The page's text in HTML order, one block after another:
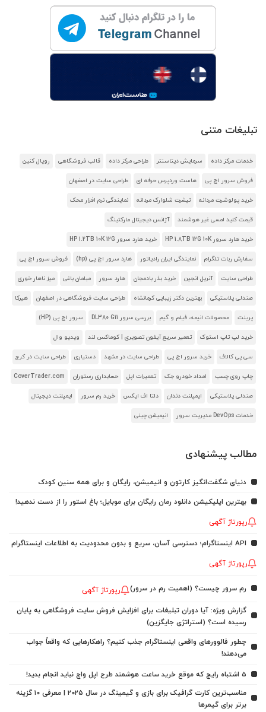
تبلیغات متنی
خدمات مرکز داده سرمایش دیتاسنتر طراحی مرکز داده قالب فروشگاهی رویال کنین
فروش سرور اچ پی هاست وردپرس حرفه ای طراحی سایت در اصفهان
خرید پولوشرت مردانه تیشرت شلوارک مردانه نمایندگی نرم افزار محک
قیمت کلید لمسی غیر هوشمند آژانس دیجیتال مارکتینگ
خرید هارد سرور HP 1.8TB 12G 10K خرید هارد سرور HP 1.2TB 10K 12G
سفارش ربات تلگرام نمایندگی ایران رادیاتور هارد سرور اچ پی (hp) فروش سرور اچ پی
طراحی سایت آنریل انجین خرید بذر بادمجان هارد سرور مبلمان باغی میز ناهار خوری
صندلی پلاستیکی بهترین دکتر زیبایی کرمانشاه طراحی سایت فروشگاهی در اصفهان هیرکا
پرینت محصولات انیمه، فیلم و گیم بررسی سرور DL380 G11 سرور اچ پی (HP)
خرید لپ تاپ استوک تعمیر سریع آیفون تصویری | کوماکس لند ویدیو وال
سی پی کالاف خرید سرور اچ پی طراحی سایت در مشهد دستیاری طراحی سایت در کرج
چاپ روی چسب امداد خودرو جک تعمیرات اپل حسابداری رستوران CoverTrader.com
صندلی پلاستیکی ایمپلنت دندان دلتا اف ایکس خرید رم سرور ایمپلنت دیجیتال
خدمات DevOps مدیریت سرور انیمیشن چینی
مطالب پیشنهادی
دنیای شگفت‌انگیز کارتون و انیمیشن، رایگان و برای همه سنین کودک
بهترین اپلیکیشن دانلود رمان رایگان برای موبایل؛ باغ استور را از دست ندهید!
رپورتاژ آگهی
API اینستاگرام؛ دسترسی آسان، سریع و بدون محدودیت به اطلاعات اینستاگرام
رپورتاژ آگهی
رم سرور چیست؟ (اهمیت رم در سرور) رپورتاژ آگهی
گزارش ویژه: آیا دوران تبلیغات برای افزایش فروش سایت فروشگاهی به پایان
رسیده است؟ (استراتژی جایگزین)
چطور فالوورهای واقعی اینستاگرام جذب کنیم؟ راهکارهایی که واقعاً جواب
می‌دهند!
5 اشتباه رایج که موقع خرید ساعت هوشمند طرح اپل واچ نباید انجام بدید!
مناسب‌ترین کارت گرافیک برای بازی و گیمینگ در سال ۲۰۲۵ | معرفی ۱۰ گزینه
برتر برای گیمرها